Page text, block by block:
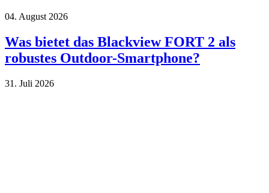
04. August 2026
Was bietet das Blackview FORT 2 als
robustes Outdoor-Smartphone?
31. Juli 2026